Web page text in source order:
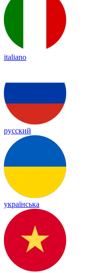
italiano
русский
українська